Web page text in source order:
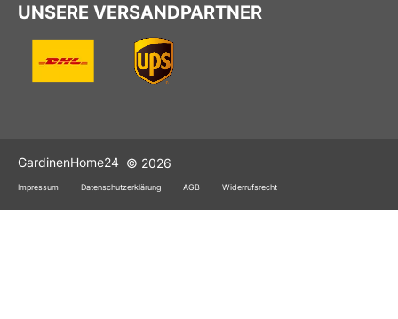
UNSERE VERSANDPARTNER
GardinenHome24 © 2026
Impressum Datenschutzerklärung AGB Widerrufsrecht